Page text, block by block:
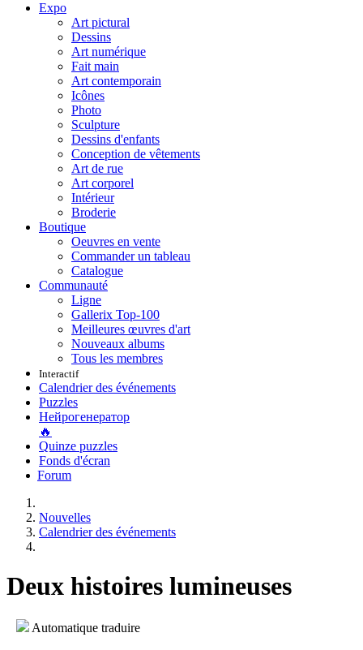
Expo
Art pictural
Dessins
Art numérique
Fait main
Art contemporain
Icônes
Photo
Sculpture
Dessins d'enfants
Conception de vêtements
Art de rue
Art corporel
Intérieur
Broderie
Boutique
Oeuvres en vente
Commander un tableau
Catalogue
Communauté
Ligne
Gallerix Top-100
Meilleures œuvres d'art
Nouveaux albums
Tous les membres
Interactif
Calendrier des événements
Puzzles
Нейрогенератор
🔥
Quinze puzzles
Fonds d'écran
Forum
Nouvelles
Calendrier des événements
Deux histoires lumineuses
Automatique traduire